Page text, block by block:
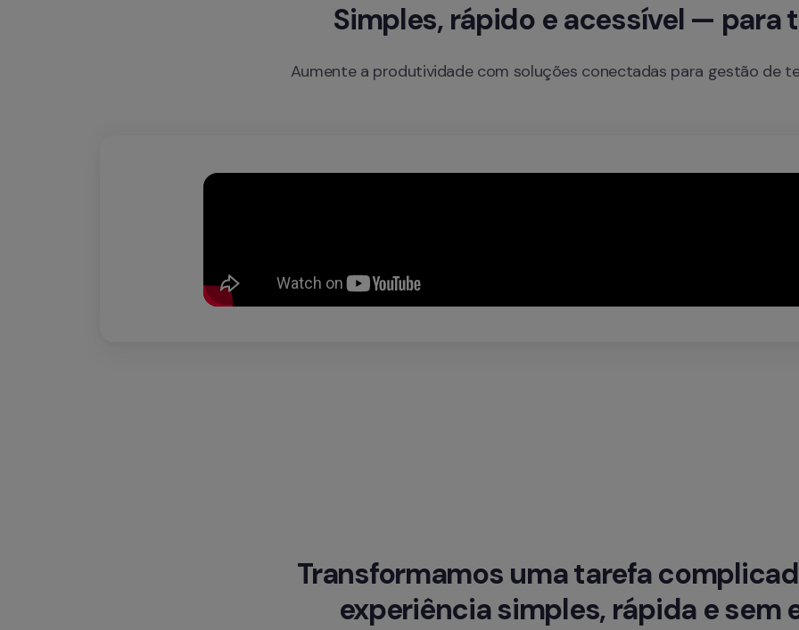
Simples, rápido e acessível — para
Aumente a produtividade com soluções conectadas para gestão de
Transformamos uma tarefa
experiência simples, rápida e sem